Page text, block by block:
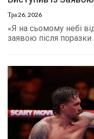
Тра 26, 2026
«Я на сьомому небі
заявою після поразки